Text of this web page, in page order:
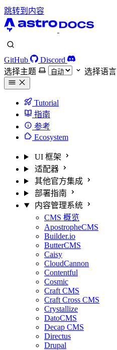
跳转到内容
GitHub
Discord
选择主题
选择语言
Tutorial
指南
参考
Ecosystem
UI 框架
适配器
其他官方集成
部署指南
内容管理系统
CMS 概览
ApostropheCMS
Builder.io
ButterCMS
Caisy
CloudCannon
Contentful
Cosmic
Craft CMS
Craft Cross CMS
Crystallize
DatoCMS
Decap CMS
Directus
Drupal